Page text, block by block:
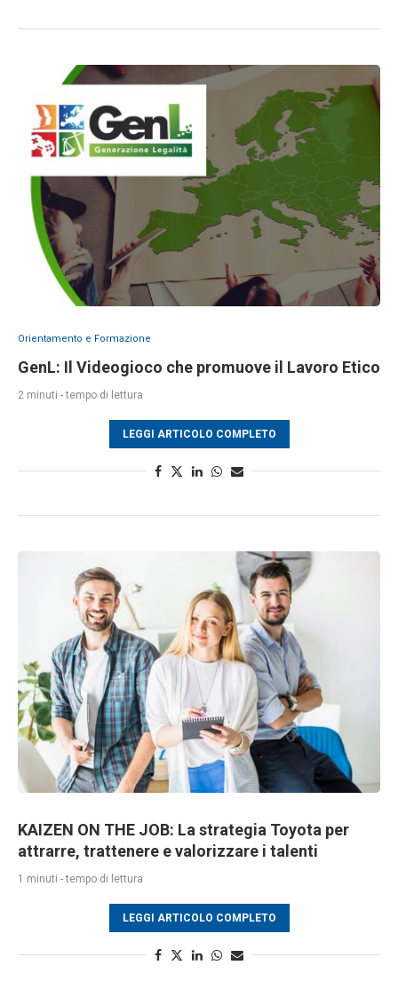
Orientamento e Formazione
GenL: Il Videogioco che promuove il Lavoro Etico
2 minuti - tempo di lettura
LEGGI ARTICOLO COMPLETO
KAIZEN ON THE JOB: La strategia Toyota per
attrarre, trattenere e valorizzare i talenti
1 minuti - tempo di lettura
LEGGI ARTICOLO COMPLETO